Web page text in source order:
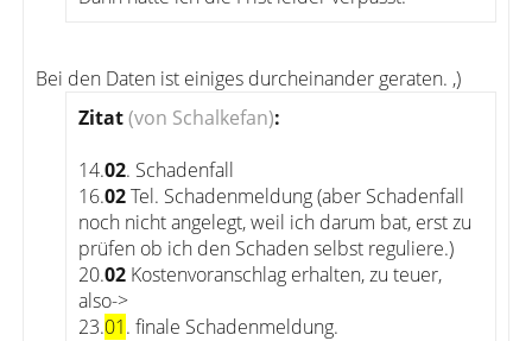
Bei den Daten ist einiges durcheinander geraten. ,)
Zitat(von Schalkefan):
14.02. Schadenfall
16.02Tel. Schadenmeldung (aber Schadenfall
noch nicht angelegt, weil ich darum bat, erst zu
prüfen ob ich den Schaden selbst reguliere.)
20.02 Kostenvoranschlag erhalten, zu teuer,
also->
23.01. finale Schadenmeldung.